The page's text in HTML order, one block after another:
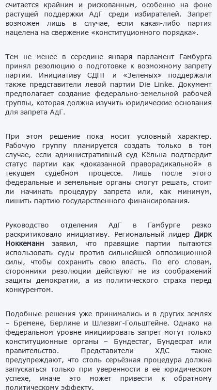
считается крайним и рискованным, особенно на фоне
растущей поддержки АдГ среди избирателей. Запрет
возможен лишь в случае, если какая-либо партия
нацелена на свержение «конституционного порядка».
Тем не менее в середине января парламент Гамбурга
принял резолюцию о подготовке к возможному запрету
партии. Инициативу СДПГ и «Зелёных» поддержали
также представители левой партии Die Linke. Документ
предполагает создание федерально-земельной рабочей
группы, которая должна изучить юридические основания
для запрета АдГ.
При этом решение пока носит условный характер.
Рабочую группу планируется создать только в том
случае, если административный суд Кёльна подтвердит
статус партии как «доказанной праворадикальной» в
текущем судебном процессе. Лишь после этого
федеральные и земельные органы смогут решать, стоит
ли начинать процедуру запрета или, как минимум,
лишить партию государственного финансирования.
Руководство отделения АдГ в Гамбурге резко
раскритиковало инициативу. Региональный лидер Дирк
Ноккеманн заявил, что правящие партии пытаются
использовать суды против сильнейшей оппозиционной
силы, чтобы сохранить свою власть. По его словам,
сторонники резолюции действуют не из соображений
защиты демократии, а из политического страха перед
конкурентом.
Подобные решения уже принимались и в других землях
– Бремене, Берлине и Шлезвиг-Гольштейне. Однако на
федеральном уровне инициировать запрет могут только
конституционные органы – Бундестаг, Бундесрат или
правительство. Представители ХДС также
предупреждают, что столь серьёзная процедура должна
запускаться только при уверенности в её юридическом
успехе, иначе это может привести к обратному
политическому эффекту.